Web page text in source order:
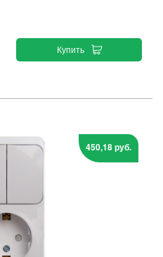
Купить
450,18 руб.